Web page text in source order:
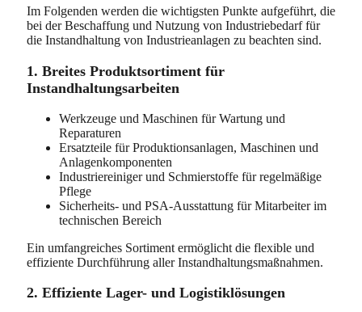
Im Folgenden werden die wichtigsten Punkte aufgeführt, die
bei der Beschaffung und Nutzung von Industriebedarf für
die Instandhaltung von Industrieanlagen zu beachten sind.
1. Breites Produktsortiment für
Instandhaltungsarbeiten
Werkzeuge und Maschinen für Wartung und
Reparaturen
Ersatzteile für Produktionsanlagen, Maschinen und
Anlagenkomponenten
Industriereiniger und Schmierstoffe für regelmäßige
Pflege
Sicherheits- und PSA-Ausstattung für Mitarbeiter im
technischen Bereich
Ein umfangreiches Sortiment ermöglicht die flexible und
effiziente Durchführung aller Instandhaltungsmaßnahmen.
2. Effiziente Lager- und Logistiklösungen